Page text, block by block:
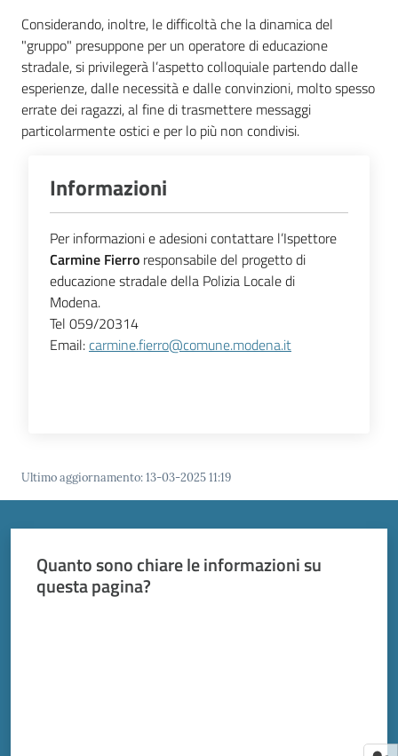
Considerando, inoltre, le difficoltà che la dinamica del
"gruppo" presuppone per un operatore di educazione
stradale, si privilegerà l’aspetto colloquiale partendo dalle
esperienze, dalle necessità e dalle convinzioni, molto spesso
errate dei ragazzi, al fine di trasmettere messaggi
particolarmente ostici e per lo più non condivisi.
Informazioni
Per informazioni e adesioni contattare l’Ispettore
Carmine Fierro responsabile del progetto di
educazione stradale della Polizia Locale di
Modena.
Tel 059/20314
Email:carmine.fierro@comune.modena.it
Ultimo aggiornamento:13-03-2025 11:19
Quanto sono chiare le informazioni su
questa pagina?